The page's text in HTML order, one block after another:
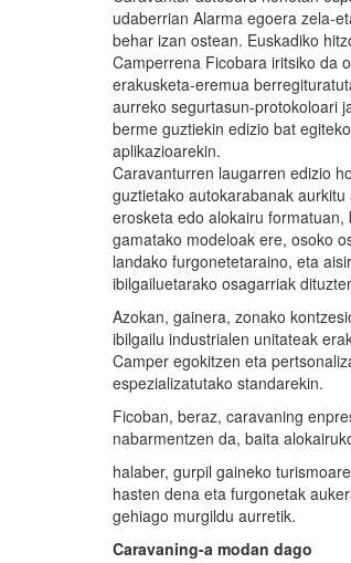
udaberrian Alarma egoera zela-
behar izan ostean. Euskadiko
Camperrena Ficobara iritsiko da
erakusketa-eremua
aurreko segurtasun-protokoloari
berme guztiekin edizio bat
aplikazioarekin.
Caravanturren laugarren edizio
guztietako autokarabanak
erosketa edo alokairu formatuan,
gamatako modeloak ere, osoko
landako furgonetetaraino, eta
ibilgailuetarako osagarriak
Azokan, gainera, zonako
ibilgailu industrialen unitateak
Camper egokitzen eta
espezializatutako standarekin.
Ficoban, beraz, caravaning
nabarmentzen da, baita
halaber, gurpil gaineko
hasten dena eta furgonetak
gehiago murgildu aurretik.
Caravaning-a modan dago